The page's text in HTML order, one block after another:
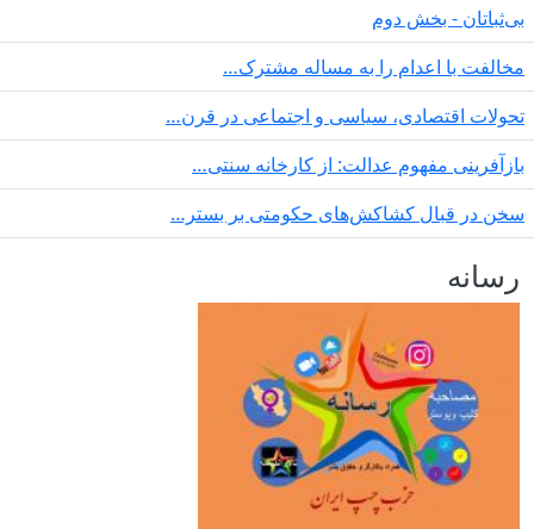
بی‌ثباتان - بخش دوم
مخالفت با اعدام را به مساله مشترک…
تحولات اقتصادی، سیاسی و اجتماعی در قرن…
بازآفرینی مفهوم عدالت: از کارخانه سنتی…
سخن در قبال کشاکش‌های حکومتی بر بستر…
رسانه